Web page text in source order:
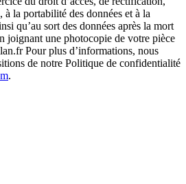
à la portabilité des données et à la
qu’au sort des données après la mort
joignant une photocopie de votre pièce
Pour plus d’informations, nous
de notre Politique de confidentialité
.